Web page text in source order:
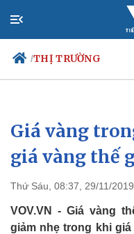
/THỊ TRƯỜNG
Chính trị
Đảng
Tổ chức nhân sự
Nhận diện sự thật
Giá vàng
giá vàng thế
Thứ Sáu, 08:37, 29/11/2019
VOV.VN - Giá vàng
giảm nhẹ trong khi